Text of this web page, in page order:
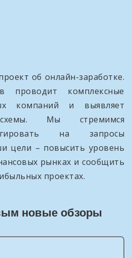
об онлайн-заработке.
проводит комплексные
компаний и выявляет
схемы. Мы стремимся
на запросы
цели – повысить уровень
рынках и сообщить
проектах.
новые обзоры